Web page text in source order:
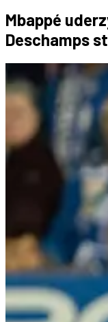
Mbappé
Deschamps